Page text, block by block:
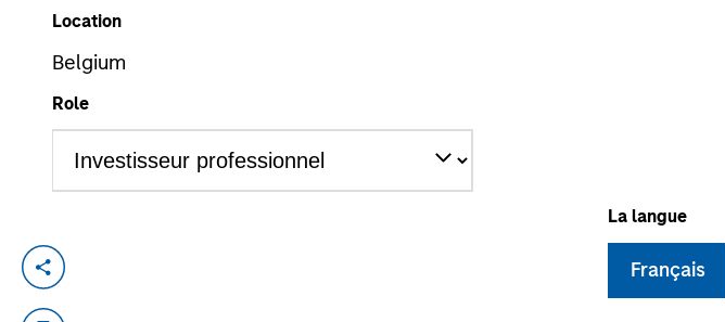
Location
Belgium
Role
La langue
Français
YEARS OF INDUSTRY EXPERIENCE
Years
Kurt Bertone is an Associate within Morgan Stanley’s Tactical
current role, he was an Investment Banking Analyst in Morgan